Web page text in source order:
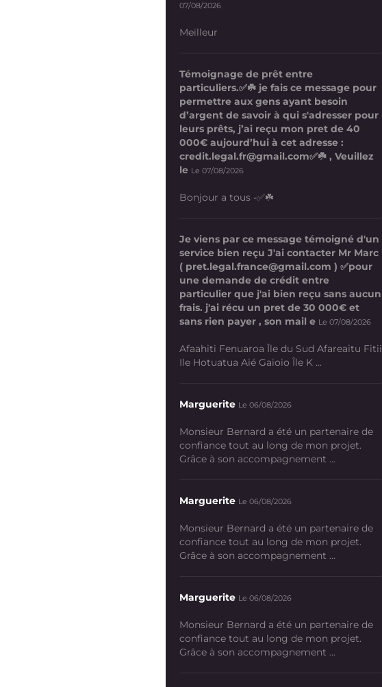
07/08/2026
Meilleur
Témoignage de prêt entre
particuliers.✅☘️ je fais ce message pour
permettre aux gens ayant besoin
d’argent de savoir à qui s'adresser pour
leurs prêts, j’ai reçu mon pret de 40
000€ aujourd’hui à cet adresse :
credit.legal.fr@gmail.com✅☘️ , Veuillez
le Le 07/08/2026
Bonjour a tous -✅☘️
Je viens par ce message témoigné d'un
service bien reçu J'ai contacter Mr Marc
( pret.legal.france@gmail.com ) ✅pour
une demande de crédit entre
particulier que j'ai bien reçu sans aucun
frais. j'ai récu un pret de 30 000€ et
sans rien payer , son mail e Le 07/08/2026
Afaahiti Fenuaroa Île du Sud Afareaitu Fitii
Ile Hotuatua Aié Gaioio Île K ...
Marguerite Le 06/08/2026
Monsieur Bernard a été un partenaire de
confiance tout au long de mon projet.
Grâce à son accompagnement ...
Marguerite Le 06/08/2026
Monsieur Bernard a été un partenaire de
confiance tout au long de mon projet.
Grâce à son accompagnement ...
Marguerite Le 06/08/2026
Monsieur Bernard a été un partenaire de
confiance tout au long de mon projet.
Grâce à son accompagnement ...